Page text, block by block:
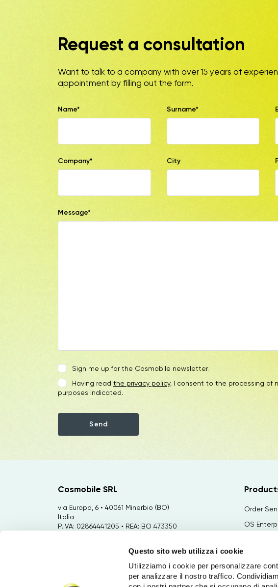
Questo sito web utilizza i cookie
Utilizziamo i cookie per personalizzare
per analizzare il nostro traffico.
Request a consultation
Want to talk to a company with over 15 years of
appointment by filling out the form.
Name* Surname*
Company* City
Message*
Sign me up for the Cosmobile newsletter.
Having read the privacy policy, I consent to the processing of
purposes indicated.
Cosmobile SRL
via Europa, 6 • 40061 Minerbio (BO)
Italia
P.IVA: 02864441205 • REA: BO 473350
Sviluppo: via Bertini, 92 • 47122 Forlì
Marketing: Via Emilio Zago 2/2 • 40128
Order
OS
Paginae
Tech